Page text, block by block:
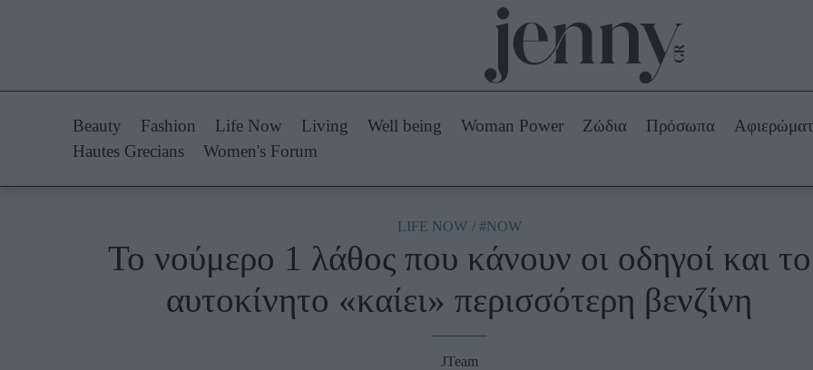
Styling Tips
Fashion News
Beauty -
Ομορφιά
Skincare
Μακιγιάζ
Woman Power Πρόσωπα Ζώδια
Beauty Fashion Life Now Living Well being Woman Power Ζώδια Πρόσωπα
Hautes Grecians
Women's Forum
LIFE NOW #NOW
Το νούμερο 1 λάθος που κάνουν οι οδηγοί και το
αυτοκίνητο «καίει» περισσότερη βενζίνη
JTeam